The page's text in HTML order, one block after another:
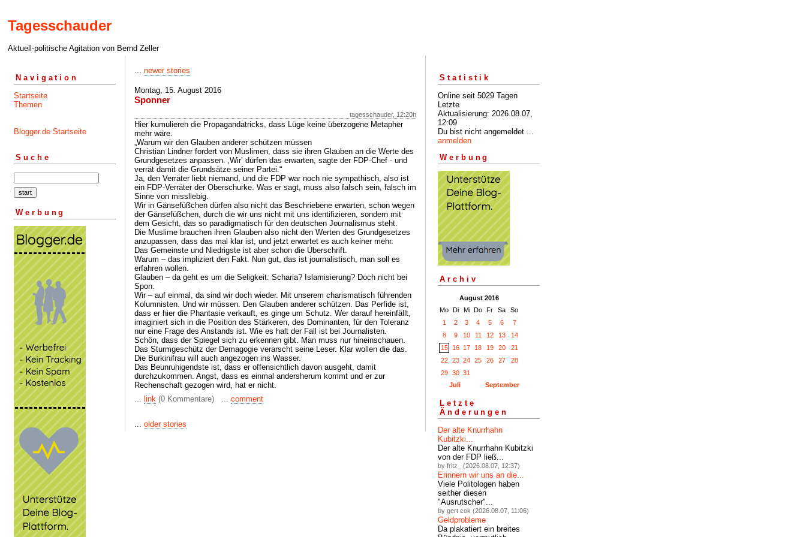
Tagesschauder
Aktuell-politische Agitation von Bernd Zeller
Navigation
Startseite
Themen
Blogger.de Startseite
Suche
Werbung
... newer stories
Montag, 15. August 2016
Sponner
tagesschauder, 12:20h
Hier kumulieren die Propagandatricks, dass Lüge keine überzogene Metapher
mehr wäre.
„Warum wir den Glauben anderer schützen müssen
Christian Lindner fordert von Muslimen, dass sie ihren Glauben an die Werte des
Grundgesetzes anpassen. ‚Wir’ dürfen das erwarten, sagte der FDP-Chef - und
verrät damit die Grundsätze seiner Partei.“
Ja, den Verräter liebt niemand, und die FDP war noch nie sympathisch, also ist
ein FDP-Verräter der Oberschurke. Was er sagt, muss also falsch sein, falsch im
Sinne von missliebig.
Wir in Gänsefüßchen dürfen also nicht das Beschriebene erwarten, schon wegen
der Gänsefüßchen, durch die wir uns nicht mit uns identifizieren, sondern mit
dem Gesicht, das so paradigmatisch für den deutschen Journalismus steht.
Die Muslime brauchen ihren Glauben also nicht den Werten des Grundgesetzes
anzupassen, dass das mal klar ist, und jetzt erwartet es auch keiner mehr.
Das Gemeinste und Niedrigste ist aber schon die Überschrift.
Warum – das impliziert den Fakt. Nun gut, das ist journalistisch, man soll es
erfahren wollen.
Glauben – da geht es um die Seligkeit. Scharia? Islamisierung? Doch nicht bei
Spon.
Wir – auf einmal, da sind wir doch wieder. Mit unserem charismatisch führenden
Kolumnisten. Und wir müssen. Den Glauben anderer schützen. Das Perfide ist,
dass er hier die Phantasie verkauft, es ginge um Schutz. Wer darauf hereinfällt,
imaginiert sich in die Position des Stärkeren, des Dominanten, für den Toleranz
nur eine Frage des Anstands ist. Wie es halt der Fall ist bei Journalisten.
Schön, dass der Spiegel sich zu erkennen gibt. Man muss nur hineinschauen.
Das Sturmgeschütz der Demagogie verarscht seine Leser. Klar wollen die das.
Die Burkinifrau will auch angezogen ins Wasser.
Das Beunruhigendste ist, dass er offensichtlich davon ausgeht, damit
durchzukommen. Angst, dass es einmal andersherum kommt und er zur
Rechenschaft gezogen wird, hat er nicht.
... link (0 Kommentare) ... comment
... older stories
Statistik
Online seit 5029 Tagen
Letzte
Aktualisierung: 2026.08.07,
12:09
Du bist nicht angemeldet ...
anmelden
Werbung
Archiv
August 2016
Mo Di Mi Do Fr Sa
So
1
2 3 4 5 6
7
8
9 10 11 12 13
14
15
16 17 18 19 20
21
22
23 24 25 26 27
28
29
30 31
Juli
September
Letzte
Änderungen
Der alte Knurrhahn
Kubitzki...
Der alte Knurrhahn Kubitzki
von der FDP ließ...
by fritz_ (2026.08.07, 12:37)
Erinnern wir uns an die...
Viele Politologen haben
seither diesen
"Ausrutscher"...
by gert cok (2026.08.07, 11:06)
Geldprobleme
Da plakatiert ein breites